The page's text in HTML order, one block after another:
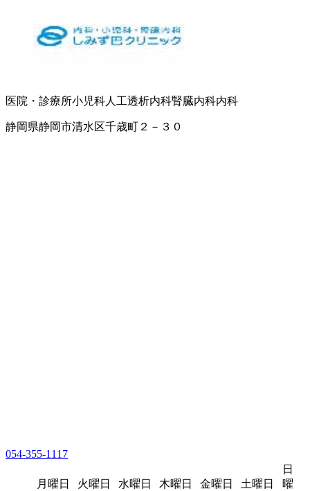
医院・診療所小児科人工透析内科腎臓内科内科
静岡県静岡市清水区千歳町２－３０
054-355-1117
月曜日 火曜日 水曜日 木曜日 金曜日 土曜日
日
曜